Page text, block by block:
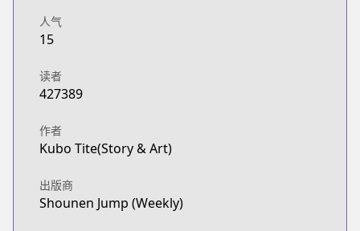
人气
15
读者
427389
作者
Kubo Tite(Story & Art)
出版商
Shounen Jump (Weekly)